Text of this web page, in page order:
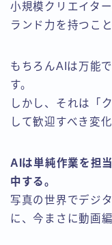
小規模クリエイタ
ランド力を持つこ
もちろんAIは万能
す。
しかし、それは「
して歓迎すべき変化
AIは単純作業を担
中する。
写真の世界でデジ
に、今まさに動画